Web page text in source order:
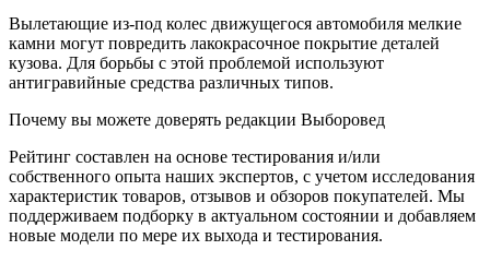
Вылетающие из-под колес движущегося автомобиля мелкие
камни могут повредить лакокрасочное покрытие деталей
кузова. Для борьбы с этой проблемой используют
антигравийные средства различных типов.
Почему вы можете доверять редакции Выборовед
Рейтинг составлен на основе тестирования и/или
собственного опыта наших экспертов, с учетом исследования
характеристик товаров, отзывов и обзоров покупателей. Мы
поддерживаем подборку в актуальном состоянии и добавляем
новые модели по мере их выхода и тестирования.